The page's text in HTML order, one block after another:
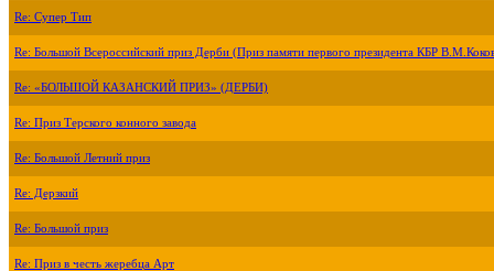
Re: Супер Тип
Re: Большой Всероссийский приз Дерби (Приз памяти первого президента КБР
Re: «БОЛЬШОЙ КАЗАНСКИЙ ПРИЗ» (ДЕРБИ)
Re: Приз Терского конного завода
Re: Большой Летний приз
Re: Дерзкий
Re: Большой приз
Re: Приз в честь жеребца Арт